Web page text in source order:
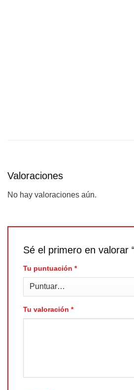
Valoraciones
No hay valoraciones aún.
Sé el primero en valorar
Tu puntuación *
Tu valoración *